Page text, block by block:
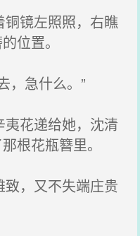
镜左照照，右瞧
位置。
，急什么。”
花递给她，沈清
根花瓶簪里。
，又不失端庄贵